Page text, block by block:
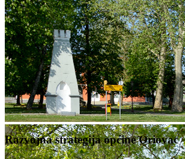
Razvojna strategija općine Oriovac